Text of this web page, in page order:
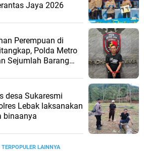
Jaya 2026‎
Perempuan di
Polda Metro
Sejumlah Barang
desa Sukaresmi
Lebak laksanakan
binaanya
TERPOPULER LAINNYA